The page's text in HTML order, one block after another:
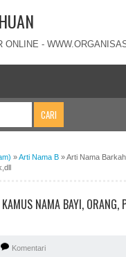
ONLINE -
»Arti Nama B »Arti Nama
NAMA BAYI, ORANG,
Komentari